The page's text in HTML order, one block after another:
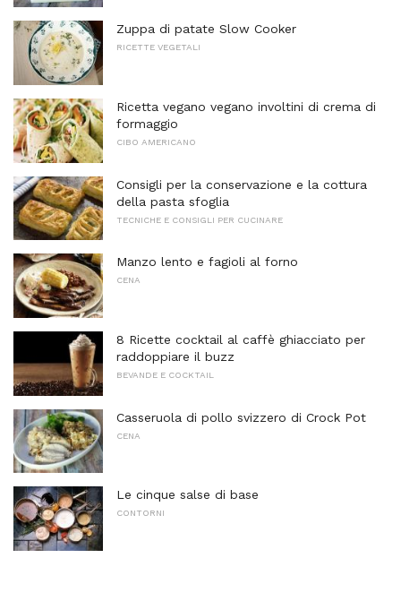
Zuppa di patate Slow Cooker
RICETTE VEGETALI
Ricetta vegano vegano involtini di crema di
formaggio
CIBO AMERICANO
Consigli per la conservazione e la cottura
della pasta sfoglia
TECNICHE E CONSIGLI PER CUCINARE
Manzo lento e fagioli al forno
CENA
8 Ricette cocktail al caffè ghiacciato per
raddoppiare il buzz
BEVANDE E COCKTAIL
Casseruola di pollo svizzero di Crock Pot
CENA
Le cinque salse di base
CONTORNI